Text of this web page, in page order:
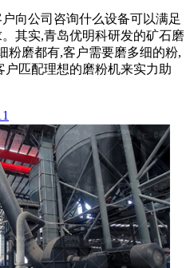
向公司咨询什么设备可以满足
其实,青岛优明科研发的矿石磨
粉磨都有,客户需要磨多细的粉,
户匹配理想的磨粉机来实力助